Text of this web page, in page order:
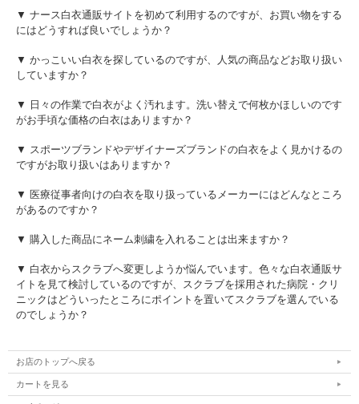
▼ ナース白衣通販サイトを初めて利用するのですが、お買い物をする
にはどうすれば良いでしょうか？
▼ かっこいい白衣を探しているのですが、人気の商品などお取り扱い
していますか？
▼ 日々の作業で白衣がよく汚れます。洗い替えで何枚かほしいのです
がお手頃な価格の白衣はありますか？
▼ スポーツブランドやデザイナーズブランドの白衣をよく見かけるの
ですがお取り扱いはありますか？
▼ 医療従事者向けの白衣を取り扱っているメーカーにはどんなところ
があるのですか？
▼ 購入した商品にネーム刺繍を入れることは出来ますか？
▼ 白衣からスクラブへ変更しようか悩んでいます。色々な白衣通販サ
イトを見て検討しているのですが、スクラブを採用された病院・クリ
ニックはどういったところにポイントを置いてスクラブを選んでいる
のでしょうか？
お店のトップへ戻る
カートを見る